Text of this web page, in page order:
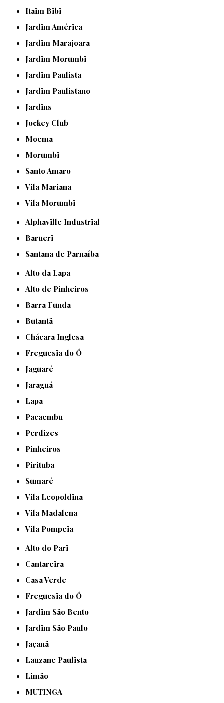
Itaim Bibi
Jardim América
Jardim Marajoara
Jardim Morumbi
Jardim Paulista
Jardim Paulistano
Jardins
Jockey Club
Moema
Morumbi
Santo Amaro
Vila Mariana
Vila Morumbi
Alphaville Industrial
Barueri
Santana de Parnaíba
Alto da Lapa
Alto de Pinheiros
Barra Funda
Butantã
Chácara Inglesa
Freguesia do Ó
Jaguaré
Jaraguá
Lapa
Pacaembu
Perdizes
Pinheiros
Pirituba
Sumaré
Vila Leopoldina
Vila Madalena
Vila Pompeia
Alto do Pari
Cantareira
Casa Verde
Freguesia do Ó
Jardim São Bento
Jardim São Paulo
Jaçanã
Lauzane Paulista
Limão
MUTINGA